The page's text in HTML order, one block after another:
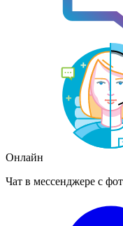
Онлайн
Чат в мессенджере с